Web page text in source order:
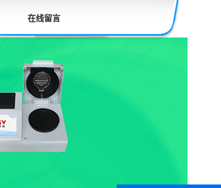
在线留言